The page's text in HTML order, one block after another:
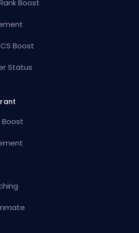
Boost
Boost
Status
Boost